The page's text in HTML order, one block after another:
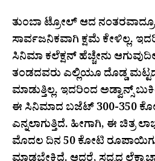
ತುಂಬಾ ಟ್ರೋಲ್‌ ಆದ
ಸಾರ್ವಜನಿಕವಾಗಿ ಕ್ಷಮೆ ಕೇಳಿಲ್ಲ.
ಸಿನಿಮಾ ಕಲೆಕ್ಷನ್‌ ಹೆಚ್ಚೇನು
ತಂಡದವರು ಎಲ್ಲಿಯೂ ದೊಡ್ಡ
ಮಾಡುತ್ತಿಲ್ಲ. ಇದರಿಂದ ಅಡ್ವಾನ್ಸ್
ಈ ಸಿನಿಮಾದ ಬಜೆಟ್ 300-350
ಎನ್ನಲಾಗುತ್ತಿದೆ. ಹೀಗಾಗಿ, ಈ ಚಿತ್ರ
ಮೊದಲ ದಿನ 50 ಕೋಟಿ